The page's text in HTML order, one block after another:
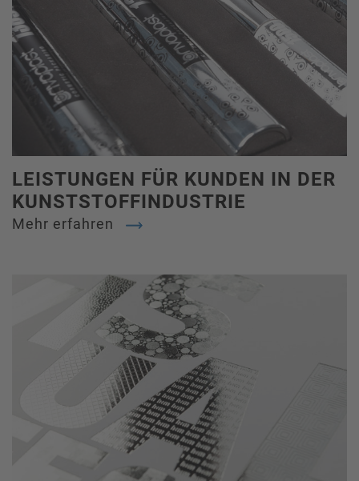
LEISTUNGEN FÜR KUNDEN IN DER
KUNSTSTOFFINDUSTRIE
Mehr erfahren